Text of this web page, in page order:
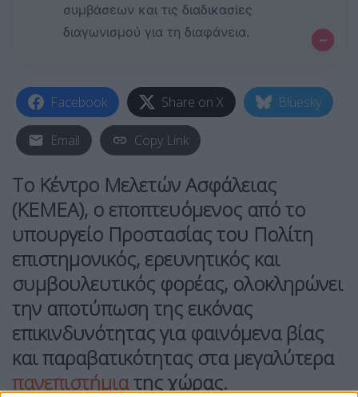
συμβάσεων και τις διαδικασίες
διαγωνισμού για τη διαφάνεια.
–
Facebook Share on X Bluesky
Email Copy Link
Το Κέντρο Μελετών Ασφάλειας
(ΚΕΜΕΑ), ο εποπτευόμενος από το
υπουργείο Προστασίας του Πολίτη
επιστημονικός, ερευνητικός και
συμβουλευτικός φορέας, ολοκληρώνει
την αποτύπωση της εικόνας
επικινδυνότητας για φαινόμενα βίας
και παραβατικότητας στα μεγαλύτερα
πανεπιστήμιατης χώρας.